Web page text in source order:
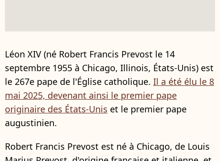
Léon XIV (né Robert Francis Prevost le 14
septembre 1955 à Chicago, Illinois, États-Unis) est
le 267e pape de l'Église catholique. Il a été élu le 8
mai 2025, devenant ainsi le premier pape
originaire des États-Unis et le premier pape
augustinien.
Robert Francis Prevost est né à Chicago, de Louis